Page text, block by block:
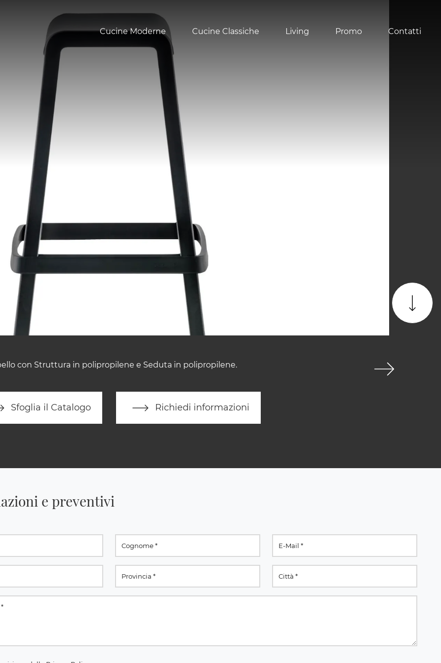
Cucine Moderne Cucine Classiche Living Promo Contatti
con Struttura in polipropilene e Seduta in polipropilene.
Sfoglia il Catalogo Richiedi informazioni
e preventivi